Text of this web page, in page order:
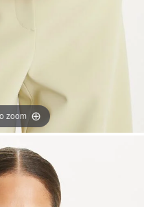
zoom